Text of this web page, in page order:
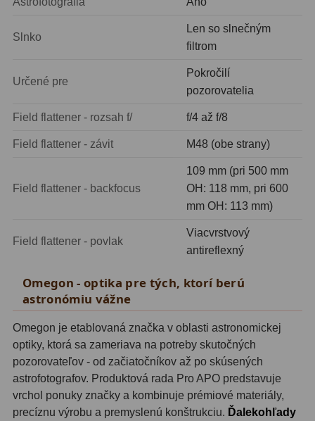
Slnko
Len so slnečným
filtrom
Určené pre
Pokročilí
pozorovatelia
Field flattener - rozsah f/ f/4 až f/8
Field flattener - závit M48 (obe strany)
Field flattener - backfocus
109 mm (pri 500 mm
OH: 118 mm, pri 600
mm OH: 113 mm)
Field flattener - povlak
Viacvrstvový
antireflexný
Omegon - optika pre tých, ktorí berú
astronómiu vážne
Omegon je etablovaná značka v oblasti astronomickej
optiky, ktorá sa zameriava na potreby skutočných
pozorovateľov - od začiatočníkov až po skúsených
astrofotografov. Produktová rada Pro APO predstavuje
vrchol ponuky značky a kombinuje prémiové materiály,
precíznu výrobu a premyslenú konštrukciu. Ďalekohľady